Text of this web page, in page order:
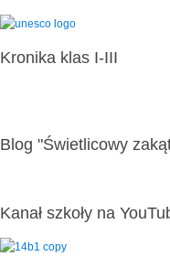
Kronika klas I-III
Blog "Świetlicowy
Kanał szkoły na